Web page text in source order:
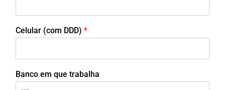
Celular (com DDD) *
Banco em que trabalha